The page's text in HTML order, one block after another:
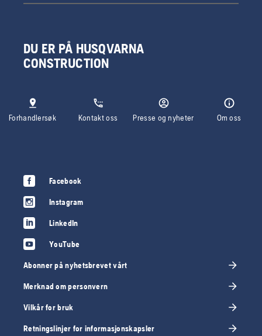
DU ER PÅ HUSQVARNA
CONSTRUCTION
Forhandlersøk Kontakt oss Presse og nyheter Om oss
Facebook
Instagram
LinkedIn
YouTube
Abonner på nyhetsbrevet vårt
Merknad om personvern
Vilkår for bruk
Retningslinjer for informasjonskapsler